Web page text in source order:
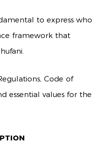
to express who
framework that
Code of
essential values for the